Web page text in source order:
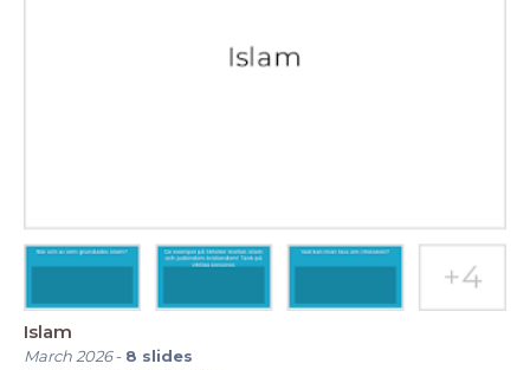
Islam
March 2026- 8 slides